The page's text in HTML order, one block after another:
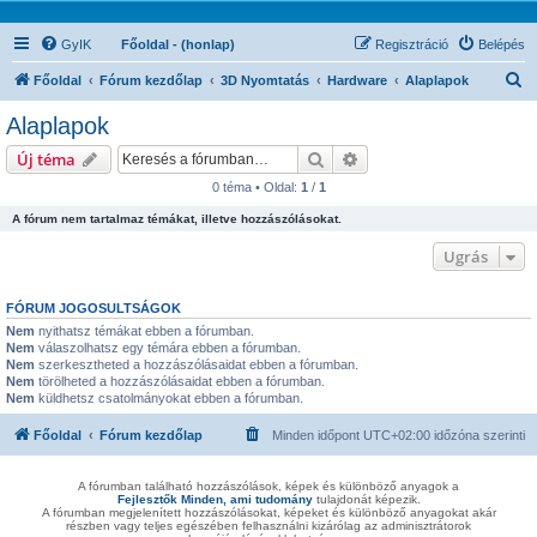
GyIK Főoldal - (honlap) Belépés
Regisztráció
Főoldal Fórum kezdőlap 3D Nyomtatás Hardware Alaplapok
Alaplapok
Új téma Keresés
0 téma • Oldal: 1 / 1
A fórum nem tartalmaz témákat, illetve hozzászólásokat.
Ugrás
FÓRUM JOGOSULTSÁGOK
Nem nyithatsz témákat ebben a fórumban.
Nem válaszolhatsz egy témára ebben a fórumban.
Nem szerkesztheted a hozzászólásaidat ebben a fórumban.
Nem törölheted a hozzászólásaidat ebben a fórumban.
Nem küldhetsz csatolmányokat ebben a fórumban.
Főoldal Fórum kezdőlap Minden időpont UTC+02:00 időzóna szerinti
A fórumban található hozzászólások, képek és különböző anyagok a
Fejlesztők Minden, ami tudománytulajdonát képezik.
A fórumban megjelenített hozzászólásokat, képeket és különböző anyagokat akár
részben vagy teljes egészében felhasználni kizárólag az adminisztrátorok